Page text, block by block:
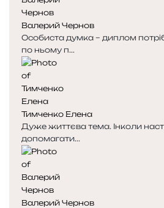
к
а
к
а
Валерий Чернов
Особиста думка – диплом
по ньому п...
Тимченко Елена
Дуже життєва тема. Інколи
допомагати...
Валерий Чернов